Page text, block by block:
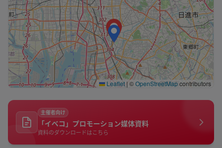
Leaflet | ©OpenStreetMapcontributors
主催者向け
「イベコ」プロモーション媒体資料
資料のダウンロードはこちら